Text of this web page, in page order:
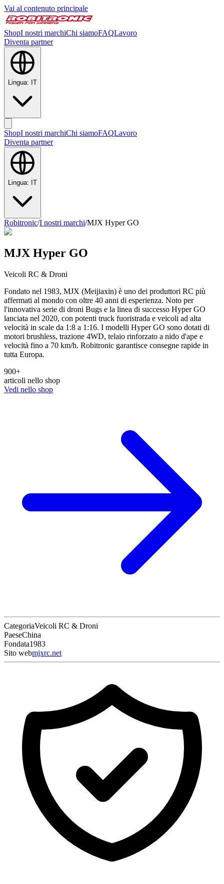
Vai al contenuto principale
ShopI nostri marchiChi siamoFAQLavoro
Diventa partner
Lingua: IT
ShopI nostri marchiChi siamoFAQLavoro
Diventa partner
Lingua: IT
Robitronic/I nostri marchi/MJX Hyper GO
MJX Hyper GO
Veicoli RC & Droni
Fondato nel 1983, MJX (Meijiaxin) è uno dei produttori RC più
affermati al mondo con oltre 40 anni di esperienza. Noto per
l'innovativa serie di droni Bugs e la linea di successo Hyper GO
lanciata nel 2020, con potenti truck fuoristrada e veicoli ad alta
velocità in scale da 1:8 a 1:16. I modelli Hyper GO sono dotati di
motori brushless, trazione 4WD, telaio rinforzato a nido d'ape e
velocità fino a 70 km/h. Robitronic garantisce consegne rapide in
tutta Europa.
900+
articoli nello shop
Vedi nello shop
CategoriaVeicoli RC & Droni
PaeseChina
Fondata1983
Sito webmjxrc.net